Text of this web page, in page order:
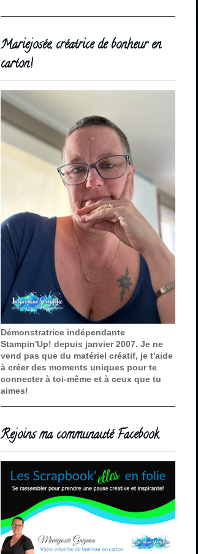
Mariejosée, créatrice de bonheur en
carton!
Démonstratrice indépendante
Stampin'Up! depuis janvier 2007. Je ne
vend pas que du matériel créatif, je t'aide
à créer des moments uniques pour te
connecter à toi-même et à ceux que tu
aimes!
Rejoins ma communauté Facebook